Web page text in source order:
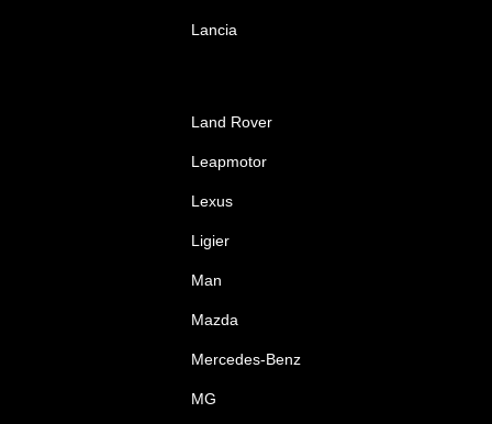
Lancia
Land Rover
Leapmotor
Lexus
Ligier
Man
Mazda
Mercedes-Benz
MG